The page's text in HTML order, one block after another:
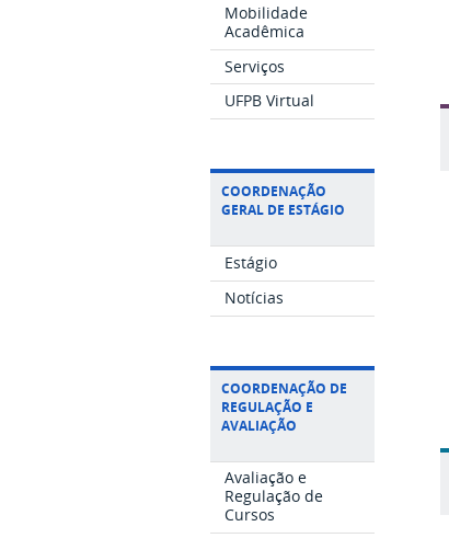
Mobilidade
Acadêmica
Serviços
UFPB Virtual
COORDENAÇÃO
GERAL DE ESTÁGIO
Estágio
Notícias
COORDENAÇÃO DE
REGULAÇÃO E
AVALIAÇÃO
Avaliação e
Regulação de
Cursos